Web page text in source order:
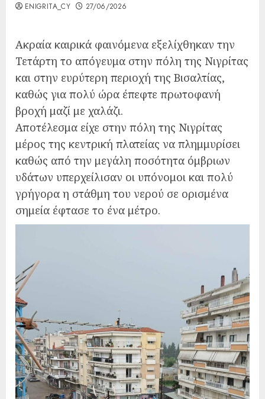
ENIGRITA_CY 27/06/2026
Ακραία καιρικά φαινόμενα εξελίχθηκαν την
Τετάρτη το απόγευμα στην πόλη της Νιγρίτας
και στην ευρύτερη περιοχή της Βισαλτίας,
καθώς για πολύ ώρα έπεφτε πρωτοφανή
βροχή μαζί με χαλάζι.
Αποτέλεσμα είχε στην πόλη της Νιγρίτας
μέρος της κεντρική πλατείας να πλημμυρίσει
καθώς από την μεγάλη ποσότητα όμβριων
υδάτων υπερχείλισαν οι υπόνομοι και πολύ
γρήγορα η στάθμη του νερού σε ορισμένα
σημεία έφτασε το ένα μέτρο.